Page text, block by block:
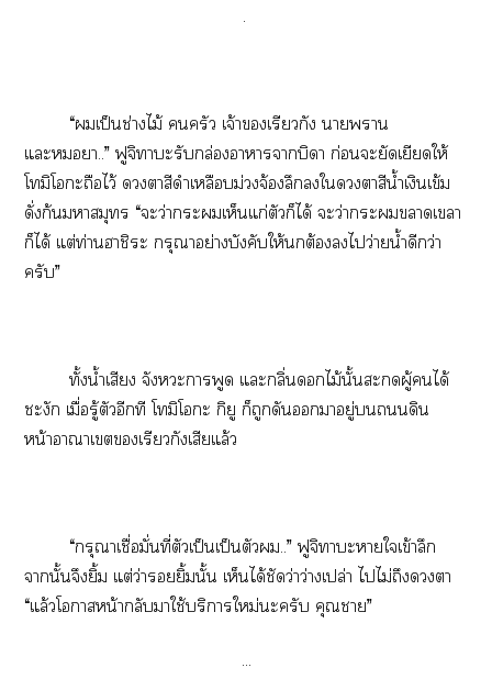
.
“เป็นช่างไม้ ครัว เจ้าเรียวกัง าา
แะา..” ฟูจิาะรับกล่องาาาบิดา ก่อนะยัดเยียดให้
โมิโะถือไว้ าสีดำเหลือบม่วงจ้องลึกใาสีน้ำเงินเข้ม
ดั่งก้นาสมุทร “ะว่าะเห็นแก่ตัวก็ได้ ะว่าะาเา
ก็ได้ แต่ท่านาชิระ กรุณาอย่างบังคับให้ต้องไว่ายน้ำดีกว่า
ครับ”
ทั้งน้ำเสียง จังหวะาพูด แะกลิ่นไม้นั้นะผู้ได้
ชะงัก เมื่อรู้ตัวอีกที โมิโะ กิยู ก็ถูกดันาอยู่ดิน
หน้าาาเเรียวกังเสียแล้ว
“กรุณาเชื่อมั่นที่ตัวเป็นเป็นตัว..” ฟูจิาะาใเข้าลึก
านั้นจึงยิ้ม แต่ว่ายิ้มนั้น เห็นได้ชัดว่าว่างเปล่า ไไม่ถึงา
“แล้วโาหน้ากลับาใช้บริการใหม่ะครับ คุณา”
...